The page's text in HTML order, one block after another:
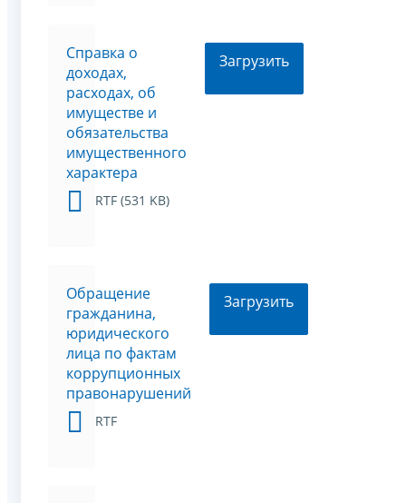
Справка о
доходах,
расходах, об
имуществе и
обязательства
имущественного
характера
RTF (531 KB)
Загрузить
Обращение
гражданина,
юридического
лица по фактам
коррупционных
правонарушений
RTF
Загрузить